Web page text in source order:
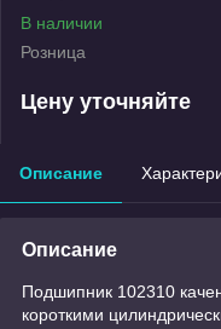
В наличии
Розница
Цену уточняйте
Описание
Описание
Подшипник 102310
короткими